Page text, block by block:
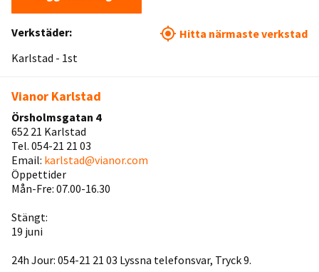
Verkstäder:
Karlstad - 1st
Hitta närmaste verkstad
Vianor Karlstad
Örsholmsgatan 4
652 21 Karlstad
Tel. 054-21 21 03
Email: karlstad@vianor.com
Öppettider
Mån-Fre: 07.00-16.30
Stängt:
19 juni
24h Jour: 054-21 21 03 Lyssna telefonsvar, Tryck 9.